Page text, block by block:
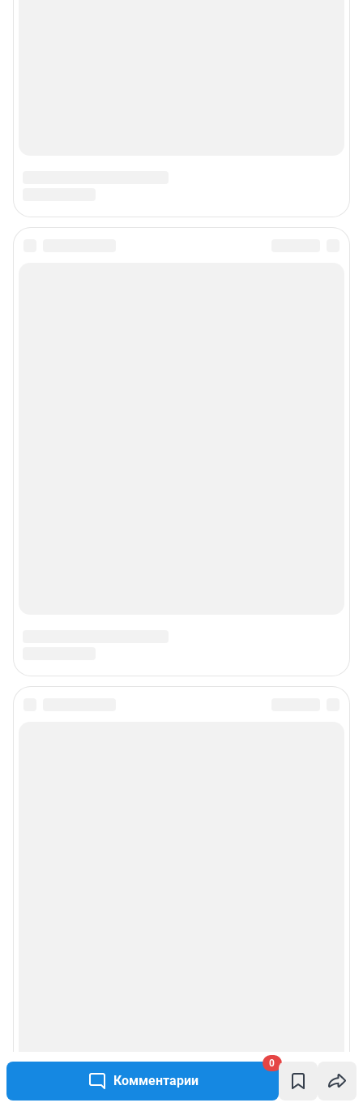
Комментарии
0